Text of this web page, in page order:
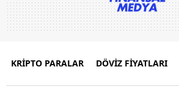
KRİPTO PARALAR DÖVİZ FİYATLARI